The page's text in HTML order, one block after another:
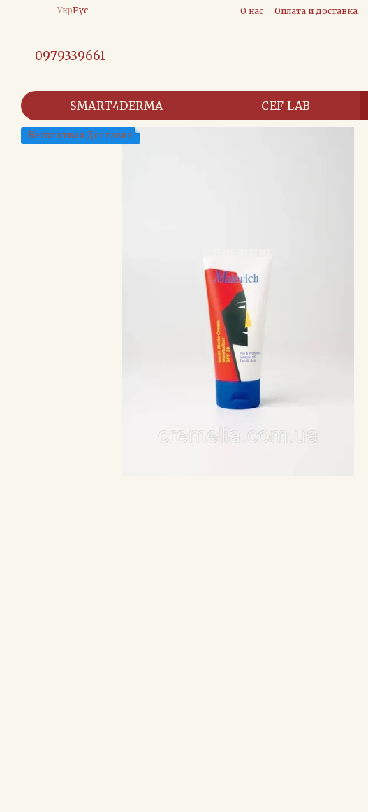
Перейти к основному контенту
УкрРус О нас Оплата и доставка
0979339661
SMART4DERMA CEF LAB
Бесплатная Доставка